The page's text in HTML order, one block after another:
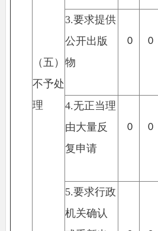
（五）
不予处
理
3.要求提供
公开出版
物
0 0
4.无正当理
由大量反
复申请
0 0
5.要求行政
机关确认